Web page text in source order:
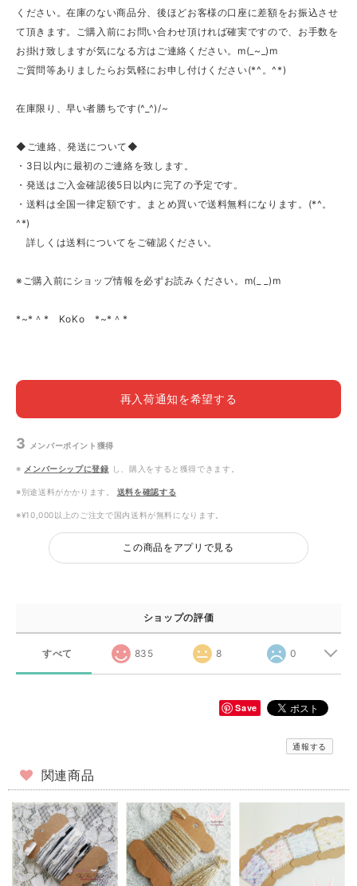
ください。在庫のない商品分、後ほどお客様の口座に差額をお振込させ
て頂きます。ご購入前にお問い合わせ頂ければ確実ですので、お手数を
お掛け致しますが気になる方はご連絡ください。m(_~_)m
ご質問等ありましたらお気軽にお申し付けください(*^。^*)
在庫限り、早い者勝ちです(^_^)/~
◆ご連絡、発送について◆
・3日以内に最初のご連絡を致します。
・発送はご入金確認後5日以内に完了の予定です。
・送料は全国一律定額です。まとめ買いで送料無料になります。(*^。
^*)
詳しくは送料についてをご確認ください。
※ご購入前にショップ情報を必ずお読みください。m(_ _)m
*~*＾* KoKo *~*＾*
再入荷通知を希望する
3 メンバーポイント 獲得
※ メンバーシップに登録 し、購入をすると獲得できます。
※別途送料がかかります。 送料を確認する
※¥10,000以上のご注文で国内送料が無料になります。
この商品をアプリで見る
ショップの評価
すべて 835 8 0
Save
通報する
関連商品